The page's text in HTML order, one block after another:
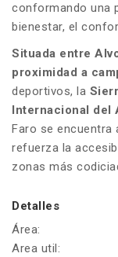
conformando una
bienestar, el
Situada entre
proximidad a
deportivos, la
Internacional del
Faro se encuentra
refuerza la
zonas más
Detalles
Área:
Area util: